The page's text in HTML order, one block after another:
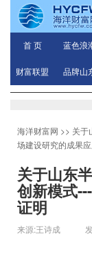
首 页 蓝色浪
财富联盟 品牌山
海洋财富网 >> 关于
场建设研究的成果
关于山东
创新模式
证明
来源:王诗成 发